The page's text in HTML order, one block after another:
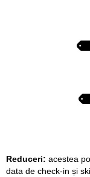
Reduceri: acestea
data de check-in și